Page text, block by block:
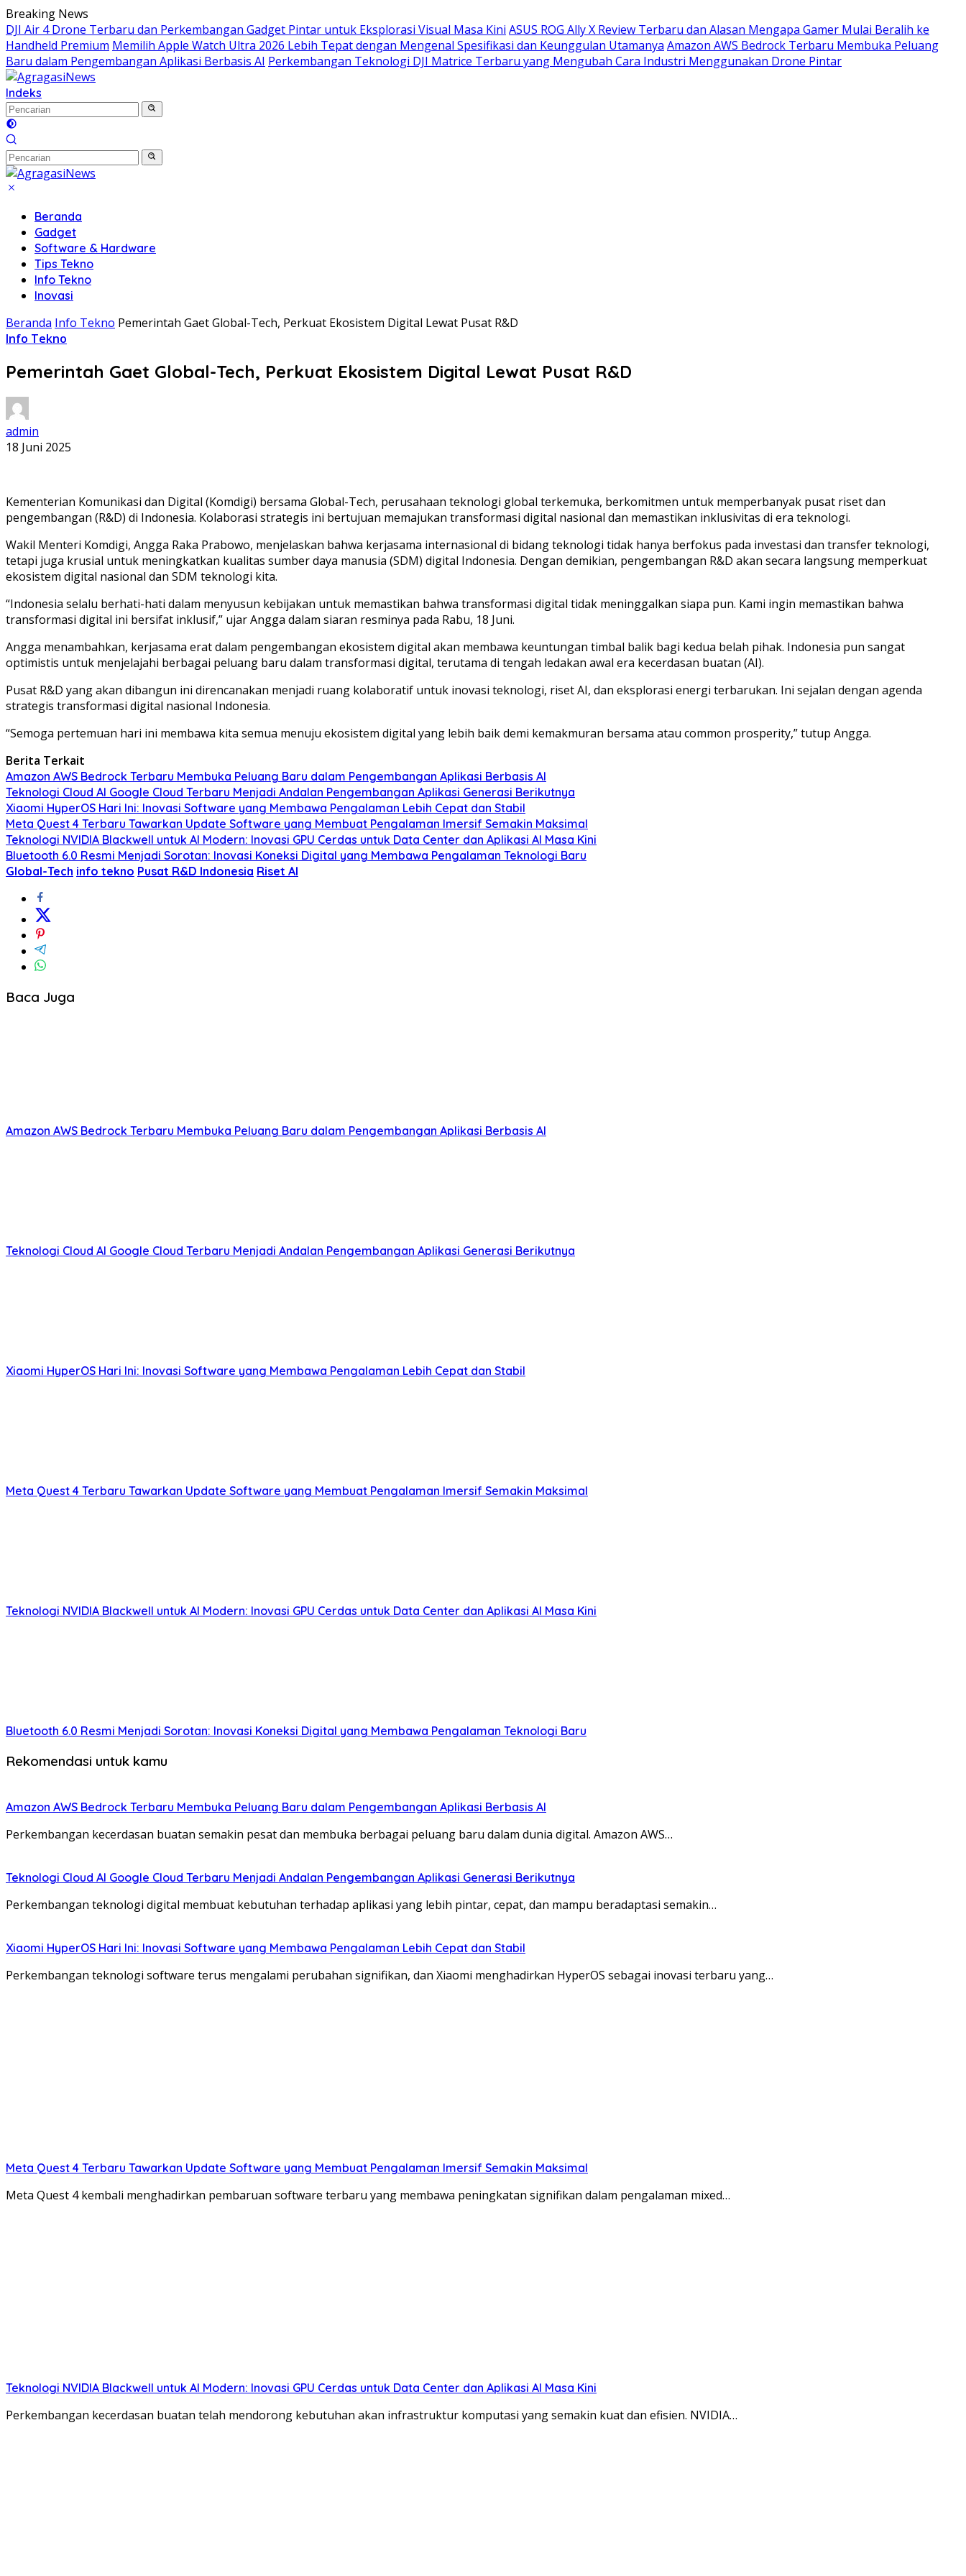
Langsung
ke
konten
Breaking News
DJI Air 4 Drone Terbaru dan Perkembangan Gadget Pintar untuk Eksplorasi Visual Masa Kini ASUS ROG Ally X Review Terbaru dan Alasan Mengapa Gamer Mulai Beralih ke
Handheld Premium Memilih Apple Watch Ultra 2026 Lebih Tepat dengan Mengenal Spesifikasi dan Keunggulan Utamanya Amazon AWS Bedrock Terbaru Membuka Peluang
Baru dalam Pengembangan Aplikasi Berbasis AI Perkembangan Teknologi DJI Matrice Terbaru yang Mengubah Cara Industri Menggunakan Drone Pintar
Indeks
Beranda
Gadget
Software & Hardware
Tips Tekno
Info Tekno
Inovasi
Beranda Info Tekno Pemerintah Gaet Global-Tech, Perkuat Ekosistem Digital Lewat Pusat R&D
Info Tekno
Pemerintah Gaet Global-Tech, Perkuat Ekosistem Digital Lewat Pusat R&D
admin
18 Juni 2025
Kementerian Komunikasi dan Digital (Komdigi) bersama Global-Tech, perusahaan teknologi global terkemuka, berkomitmen untuk memperbanyak pusat riset dan
pengembangan (R&D) di Indonesia. Kolaborasi strategis ini bertujuan memajukan transformasi digital nasional dan memastikan inklusivitas di era teknologi.
Wakil Menteri Komdigi, Angga Raka Prabowo, menjelaskan bahwa kerjasama internasional di bidang teknologi tidak hanya berfokus pada investasi dan transfer teknologi,
tetapi juga krusial untuk meningkatkan kualitas sumber daya manusia (SDM) digital Indonesia. Dengan demikian, pengembangan R&D akan secara langsung memperkuat
ekosistem digital nasional dan SDM teknologi kita.
“Indonesia selalu berhati-hati dalam menyusun kebijakan untuk memastikan bahwa transformasi digital tidak meninggalkan siapa pun. Kami ingin memastikan bahwa
transformasi digital ini bersifat inklusif,” ujar Angga dalam siaran resminya pada Rabu, 18 Juni.
Angga menambahkan, kerjasama erat dalam pengembangan ekosistem digital akan membawa keuntungan timbal balik bagi kedua belah pihak. Indonesia pun sangat
optimistis untuk menjelajahi berbagai peluang baru dalam transformasi digital, terutama di tengah ledakan awal era kecerdasan buatan (AI).
Pusat R&D yang akan dibangun ini direncanakan menjadi ruang kolaboratif untuk inovasi teknologi, riset AI, dan eksplorasi energi terbarukan. Ini sejalan dengan agenda
strategis transformasi digital nasional Indonesia.
“Semoga pertemuan hari ini membawa kita semua menuju ekosistem digital yang lebih baik demi kemakmuran bersama atau common prosperity,” tutup Angga.
Berita Terkait
Amazon AWS Bedrock Terbaru Membuka Peluang Baru dalam Pengembangan Aplikasi Berbasis AI
Teknologi Cloud AI Google Cloud Terbaru Menjadi Andalan Pengembangan Aplikasi Generasi Berikutnya
Xiaomi HyperOS Hari Ini: Inovasi Software yang Membawa Pengalaman Lebih Cepat dan Stabil
Meta Quest 4 Terbaru Tawarkan Update Software yang Membuat Pengalaman Imersif Semakin Maksimal
Teknologi NVIDIA Blackwell untuk AI Modern: Inovasi GPU Cerdas untuk Data Center dan Aplikasi AI Masa Kini
Bluetooth 6.0 Resmi Menjadi Sorotan: Inovasi Koneksi Digital yang Membawa Pengalaman Teknologi Baru
Global-Tech info tekno Pusat R&D Indonesia Riset AI
Baca Juga
Amazon AWS Bedrock Terbaru Membuka Peluang Baru dalam Pengembangan Aplikasi Berbasis AI
Teknologi Cloud AI Google Cloud Terbaru Menjadi Andalan Pengembangan Aplikasi Generasi Berikutnya
Xiaomi HyperOS Hari Ini: Inovasi Software yang Membawa Pengalaman Lebih Cepat dan Stabil
Meta Quest 4 Terbaru Tawarkan Update Software yang Membuat Pengalaman Imersif Semakin Maksimal
Teknologi NVIDIA Blackwell untuk AI Modern: Inovasi GPU Cerdas untuk Data Center dan Aplikasi AI Masa Kini
Bluetooth 6.0 Resmi Menjadi Sorotan: Inovasi Koneksi Digital yang Membawa Pengalaman Teknologi Baru
Rekomendasi untuk kamu
Amazon AWS Bedrock Terbaru Membuka Peluang Baru dalam Pengembangan Aplikasi Berbasis AI
Perkembangan kecerdasan buatan semakin pesat dan membuka berbagai peluang baru dalam dunia digital. Amazon AWS…
Teknologi Cloud AI Google Cloud Terbaru Menjadi Andalan Pengembangan Aplikasi Generasi Berikutnya
Perkembangan teknologi digital membuat kebutuhan terhadap aplikasi yang lebih pintar, cepat, dan mampu beradaptasi semakin…
Xiaomi HyperOS Hari Ini: Inovasi Software yang Membawa Pengalaman Lebih Cepat dan Stabil
Perkembangan teknologi software terus mengalami perubahan signifikan, dan Xiaomi menghadirkan HyperOS sebagai inovasi terbaru yang…
Meta Quest 4 Terbaru Tawarkan Update Software yang Membuat Pengalaman Imersif Semakin Maksimal
Meta Quest 4 kembali menghadirkan pembaruan software terbaru yang membawa peningkatan signifikan dalam pengalaman mixed…
Teknologi NVIDIA Blackwell untuk AI Modern: Inovasi GPU Cerdas untuk Data Center dan Aplikasi AI Masa Kini
Perkembangan kecerdasan buatan telah mendorong kebutuhan akan infrastruktur komputasi yang semakin kuat dan efisien. NVIDIA…